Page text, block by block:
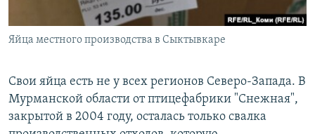
Яйца местного производства в Сыктывкаре
Свои яйца есть не у всех регионов Северо-Запада. В
Мурманской области от птицефабрики "Снежная",
закрытой в 2004 году, осталась только свалка